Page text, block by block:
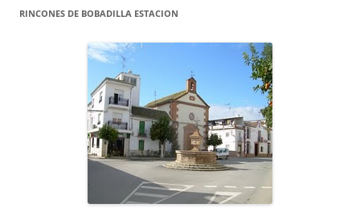
RINCONES DE BOBADILLA ESTACION